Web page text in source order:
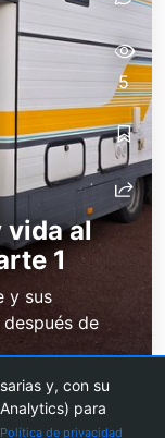
vida al
1
y sus
de
5
y, con su
para
Política de privacidad